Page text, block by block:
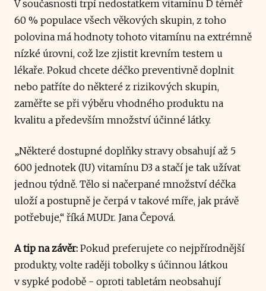
V současnosti trpí nedostatkem vitamínu D téměř
60 % populace všech věkových skupin, z toho
polovina má hodnoty tohoto vitamínu na extrémně
nízké úrovni, což lze zjistit krevním testem u
lékaře. Pokud chcete déčko preventivně doplnit
nebo patříte do některé z rizikových skupin,
zaměřte se při výběru vhodného produktu na
kvalitu a především množství účinné látky.
„Některé dostupné doplňky stravy obsahují až 5
600 jednotek (IU) vitamínu D3 a stačí je tak užívat
jednou týdně. Tělo si načerpané množství déčka
uloží a postupně je čerpá v takové míře, jak právě
potřebuje,“ říká MUDr. Jana Čepová.
A tip na závěr: Pokud preferujete co nejpřírodnější
produkty, volte raději tobolky s účinnou látkou
v sypké podobě - oproti tabletám neobsahují